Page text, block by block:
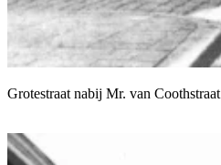
Grotestraat nabij Mr. van Coothstraat